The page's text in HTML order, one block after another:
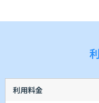
利用料金